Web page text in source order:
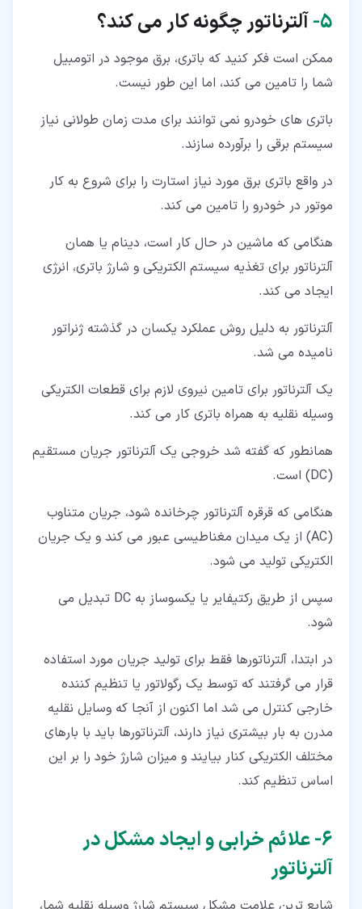
۵‏- آلترناتور چگونه کار می کند؟
ممکن است فکر کنید که باتری، برق موجود در اتومبیل
شما را تامین می کند، اما این طور نیست.
باتری های خودرو نمی توانند برای مدت زمان طولانی نیاز
سیستم برقی را برآورده سازند.
در واقع باتری برق مورد نیاز استارت را برای شروع به کار
موتور در خودرو را تامین می کند.
هنگامی که ماشین در حال کار است، دینام یا همان
آلترناتور برای تغذیه سیستم الکتریکی و شارژ باتری، انرژی
ایجاد می کند.
آلترناتور به دلیل روش عملکرد یکسان در گذشته ژنراتور
نامیده می شد.
یک آلترناتور برای تامین نیروی لازم برای قطعات الکتریکی
وسیله نقلیه به همراه باتری کار می کند.
همانطور که گفته شد خروجی یک آلترناتور جریان مستقیم
(DC) است.
هنگامی که قرقره آلترناتور چرخانده شود، جریان متناوب
(AC) از یک میدان مغناطیسی عبور می کند و یک جریان
الکتریکی تولید می شود.
سپس از طریق رکتیفایر یا یکسوساز به DC تبدیل می
شود.
در ابتدا، آلترناتورها فقط برای تولید جریان مورد استفاده
قرار می گرفتند که توسط یک رگولاتور یا تنظیم کننده
خارجی کنترل می شد اما اکنون از آنجا که وسایل نقلیه
مدرن به بار بیشتری نیاز دارند، آلترناتورها باید با بارهای
مختلف الکتریکی کنار بیایند و میزان شارژ خود را بر این
اساس تنظیم کند.
۶‏- علائم خرابی و ایجاد مشکل در
آلترناتور